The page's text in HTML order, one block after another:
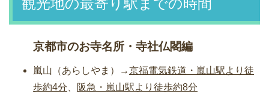
京都市のお寺名所・寺社仏閣編
嵐山（あらしやま）→京福電気鉄道・嵐山駅より徒
歩約4分、 阪急・嵐山駅より徒歩約8分